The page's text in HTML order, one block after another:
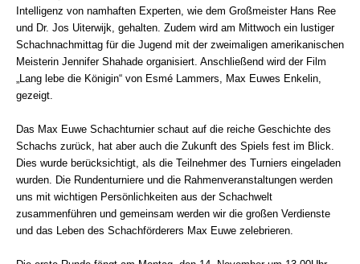
Intelligenz von namhaften Experten, wie dem Großmeister Hans Ree
und Dr. Jos Uiterwijk, gehalten. Zudem wird am Mittwoch ein lustiger
Schachnachmittag für die Jugend mit der zweimaligen amerikanischen
Meisterin Jennifer Shahade organisiert. Anschließend wird der Film
„Lang lebe die Königin“ von Esmé Lammers, Max Euwes Enkelin,
gezeigt.
Das Max Euwe Schachturnier schaut auf die reiche Geschichte des
Schachs zurück, hat aber auch die Zukunft des Spiels fest im Blick.
Dies wurde berücksichtigt, als die Teilnehmer des Turniers eingeladen
wurden. Die Rundenturniere und die Rahmenveranstaltungen werden
uns mit wichtigen Persönlichkeiten aus der Schachwelt
zusammenführen und gemeinsam werden wir die großen Verdienste
und das Leben des Schachförderers Max Euwe zelebrieren.